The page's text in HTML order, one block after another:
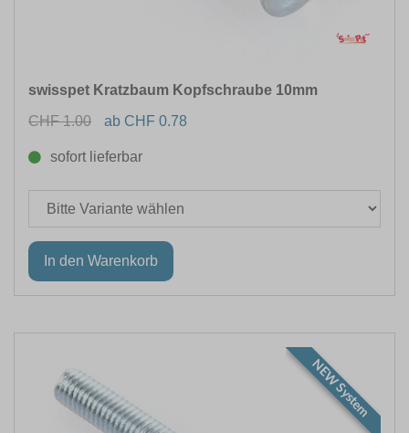
swisspet Kratzbaum Kopfschraube 10mm
CHF 1.00
ab CHF 0.78
sofort lieferbar
NEW System